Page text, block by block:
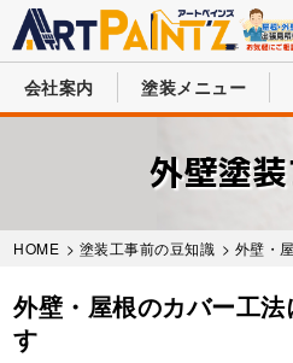
会社案内 塗装メニュー
外壁塗
HOME > 塗装工事前の豆知識 > 外壁・
外壁・屋根のカバー工
す